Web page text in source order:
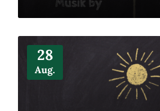
28
Aug.
Mehr
Infos